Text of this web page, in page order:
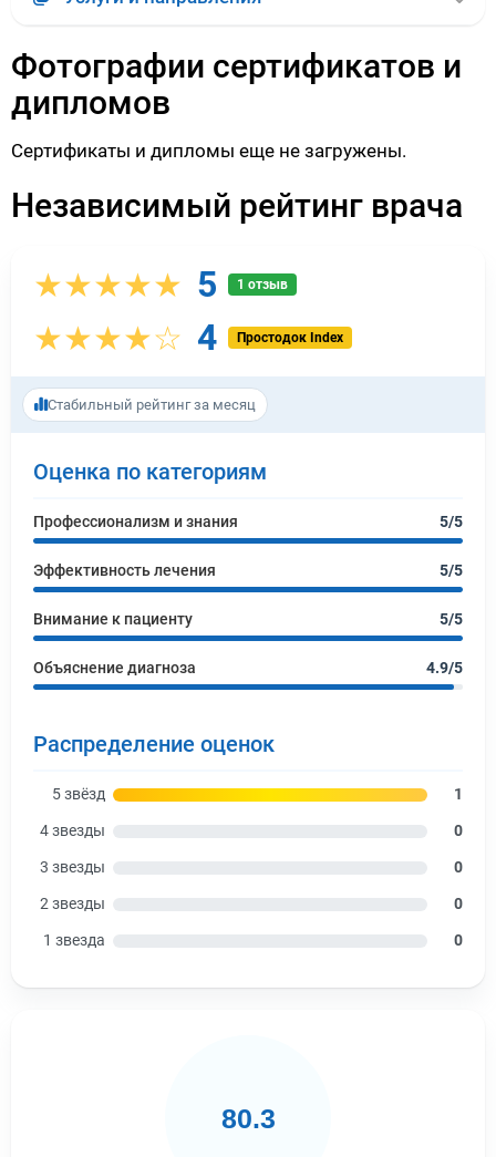
Фотографии сертификатов и
дипломов
Сертификаты и дипломы еще не загружены.
Независимый рейтинг врача
★★★★★ 5 1 отзыв
★★★★☆ 4 Простодок Index
Стабильный рейтинг за месяц
Оценка по категориям
Профессионализм и знания 5/5
Эффективность лечения 5/5
Внимание к пациенту 5/5
Объяснение диагноза 4.9/5
Распределение оценок
5 звёзд 1
4 звезды 0
3 звезды 0
2 звезды 0
1 звезда 0
80.3